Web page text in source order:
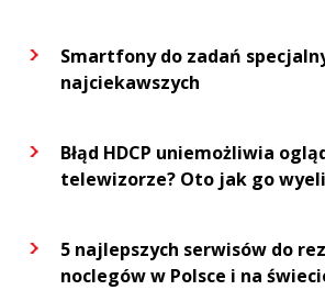
Smartfony do zadań
najciekawszych
Błąd HDCP uniemożliwia
telewizorze? Oto jak go
5 najlepszych serwisów do
noclegów w Polsce i na